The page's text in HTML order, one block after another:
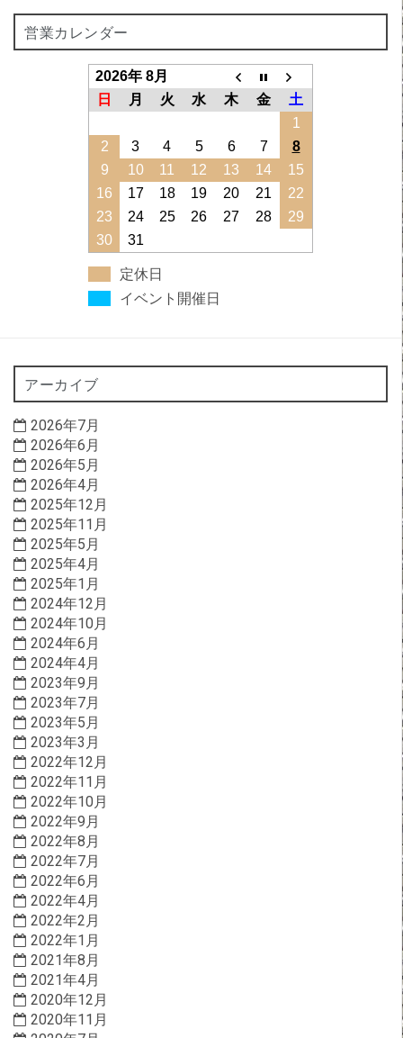
営業カレンダー
2026年 8月
日
月 火 水 木 金
土
1
2
3 4 5 6 7
8
9
10 11 12 13 14
15
16
17 18 19 20 21
22
23
24 25 26 27 28
29
30
31
定休日
イベント開催日
アーカイブ
2026年7月
2026年6月
2026年5月
2026年4月
2025年12月
2025年11月
2025年5月
2025年4月
2025年1月
2024年12月
2024年10月
2024年6月
2024年4月
2023年9月
2023年7月
2023年5月
2023年3月
2022年12月
2022年11月
2022年10月
2022年9月
2022年8月
2022年7月
2022年6月
2022年4月
2022年2月
2022年1月
2021年8月
2021年4月
2020年12月
2020年11月